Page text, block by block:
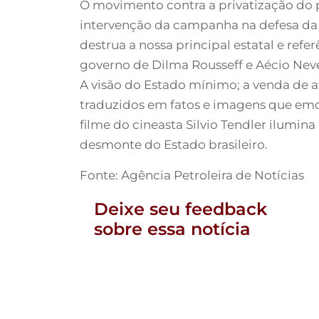
O movimento contra a privatização do
intervenção da campanha na defesa
destrua a nossa principal estatal e
governo de Dilma Rousseff e Aécio
A visão do Estado mínimo; a venda de
traduzidos em fatos e imagens que
filme do cineasta Silvio Tendler
desmonte do Estado brasileiro.
Fonte: Agência Petroleira de Notícias
Deixe seu feedback
sobre essa notícia